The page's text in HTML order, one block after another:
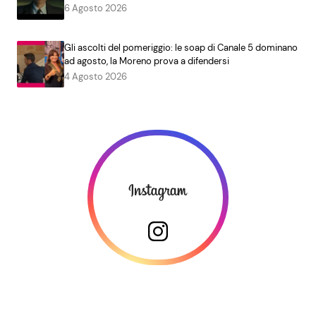
6 Agosto 2026
Gli ascolti del pomeriggio: le soap di Canale 5 dominano
ad agosto, la Moreno prova a difendersi
4 Agosto 2026